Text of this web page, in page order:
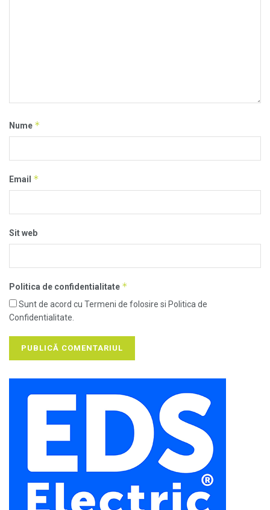
Nume *
Email *
Sit web
Politica de confidentialitate *
Sunt de acord cu Termeni de folosire si Politica de
Confidentialitate.